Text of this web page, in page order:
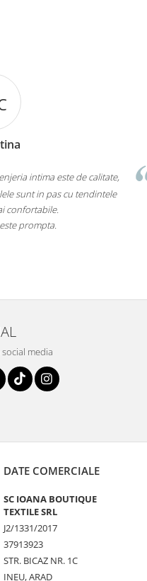
intima este de calitate,
sunt in pas cu tendintele
confortabile.
prompta.
media
DATE COMERCIALE
SC IOANA BOUTIQUE
TEXTILE SRL
J2/1331/2017
37913923
STR. BICAZ NR. 1C
INEU, ARAD